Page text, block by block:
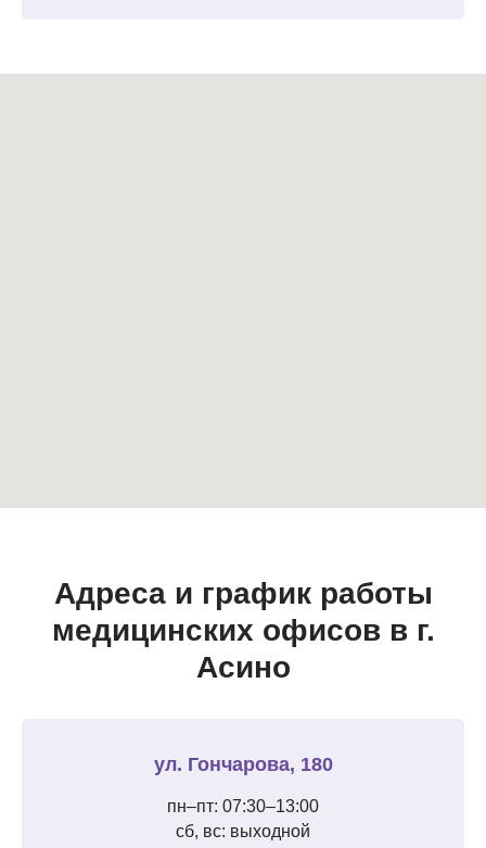
Адреса и график работы
медицинских офисов в г.
Асино
ул. Гончарова, 180
пн–пт: 07:30–13:00
сб, вс: выходной